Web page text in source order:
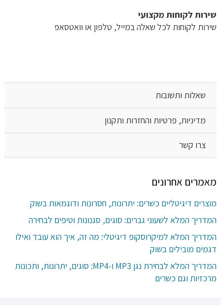
שירות לקוחות מקצועי
שירות לקוחות לכל שאלה במייל, טלפון או וואטסאפ
שאלות ותשובות
מדיניות, פרטיות והחזרות ותקנון
צרו קשר
מאמרים אחרונים
מוצרים דיגיטליים כשרים: יתרונות, חסרונות ודוגמאות בשוק
המדריך המלא לשעוני גברים: סוגים, סגנונות וטיפים לבחירה
המדריך המלא למיקרוסקופ דיגיטלי: מה זה, איך הוא עובד ואילו
דגמים מובילים בשוק
המדריך המלא לבחירת נגן MP3 ו-MP4: סוגים, יתרונות, ותכונות
מרכזיות וגם כשרים